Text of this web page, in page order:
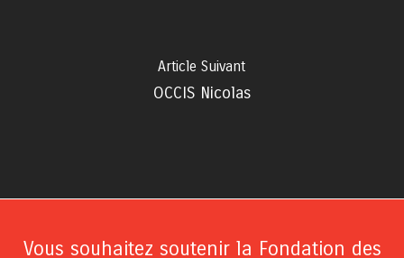
Article Suivant
OCCIS Nicolas
Vous souhaitez soutenir la Fondation des